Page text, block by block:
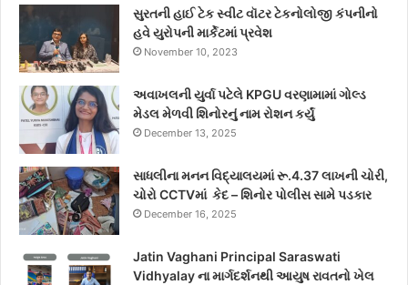
સુરતની હાઈ ટેક સ્વીટ વૉટર ટેકનોલોજી કંપનીનો
હવે યુરોપની માર્કેટમાં પ્રવેશ
November 10, 2023
અવાખલની યુર્વા પટેલે KPGU વરણામામાં ગોલ્ડ
મેડલ મેળવી શિનોરનું નામ રોશન કર્યું
December 13, 2025
સાધલીના મનન વિદ્યાલયમાં રૂ.4.37 લાખની ચોરી,
ચોરો CCTVમાં કેદ – શિનોર પોલીસ સામે પડકાર
December 16, 2025
Jatin Vaghani Principal Saraswati
Vidhyalay ના માર્ગદર્શનથી આયુષ રાવતનો ખેલ